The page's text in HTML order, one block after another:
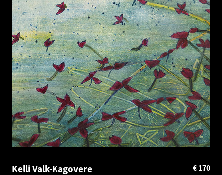
Kelli Valk-Kagovere
170
€